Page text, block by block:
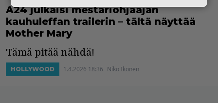
A24 julkaisi mestariohjaajan
kauhuleffan trailerin – tältä näyttää
Mother Mary
Tämä pitää nähdä!
HOLLYWOOD 1.4.2026 18:36 Niko Ikonen